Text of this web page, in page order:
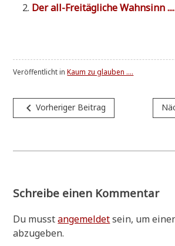
Der all-Frei­täg­li­che Wahnsinn ....
Veröffentlicht inKaum zu glauben ....
Beitragsnavigation
navigate_beforeVorheriger Beitrag
Schreibe einen Kommentar
Du musstangemeldetsein, um
abzugeben.